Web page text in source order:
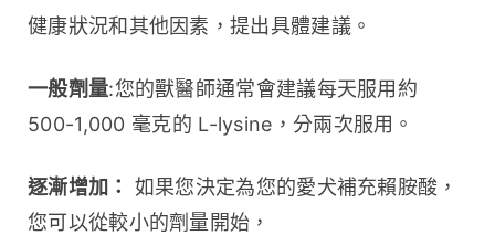
健康狀況和其他因素，提出具體建議。
一般劑量:您的獸醫師通常會建議每天服用約
500-1,000 毫克的 L-lysine，分兩次服用。
逐漸增加：
如果您決定為您的愛犬補充賴胺酸，
您可以從較小的劑量開始，